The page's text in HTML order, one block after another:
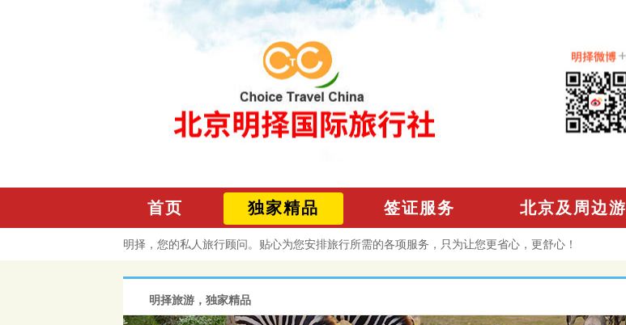
首页 独家精品 签证服务 北京及周边游
明择，您的私人旅行顾问。贴心为您安排旅行所需的各项服务，只为让您更省心，更舒心！
明择旅游，独家精品